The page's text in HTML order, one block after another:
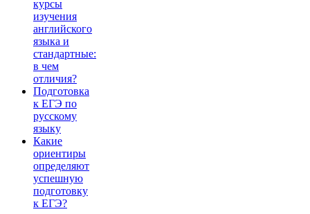
курсы
изучения
английского
языка и
стандартные:
в чем
отличия?
Подготовка
к ЕГЭ по
русскому
языку
Какие
ориентиры
определяют
успешную
подготовку
к ЕГЭ?